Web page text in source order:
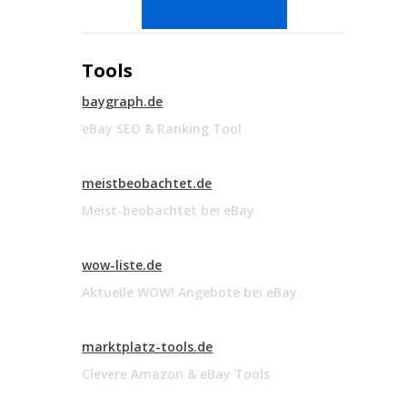
Tools
baygraph.de
eBay SEO & Ranking Tool
meistbeobachtet.de
Meist-beobachtet bei eBay.
wow-liste.de
Aktuelle WOW! Angebote bei eBay.
marktplatz-tools.de
Clevere Amazon & eBay Tools